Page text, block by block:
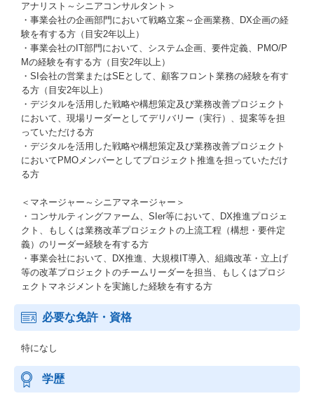
アナリスト～シニアコンサルタント＞
・事業会社の企画部門において戦略立案～企画業務、DX企画の経
験を有する方（目安2年以上）
・事業会社のIT部門において、システム企画、要件定義、PMO/P
Mの経験を有する方（目安2年以上）
・SI会社の営業またはSEとして、顧客フロント業務の経験を有す
る方（目安2年以上）
・デジタルを活用した戦略や構想策定及び業務改善プロジェクト
において、現場リーダーとしてデリバリー（実行）、提案等を担
っていただける方
・デジタルを活用した戦略や構想策定及び業務改善プロジェクト
においてPMOメンバーとしてプロジェクト推進を担っていただけ
る方
＜マネージャー～シニアマネージャー＞
・コンサルティングファーム、SIer等において、DX推進プロジェ
クト、もしくは業務改革プロジェクトの上流工程（構想・要件定
義）のリーダー経験を有する方
・事業会社において、DX推進、大規模IT導入、組織改革・立上げ
等の改革プロジェクトのチームリーダーを担当、もしくはプロジ
ェクトマネジメントを実施した経験を有する方
必要な免許・資格
特になし
学歴